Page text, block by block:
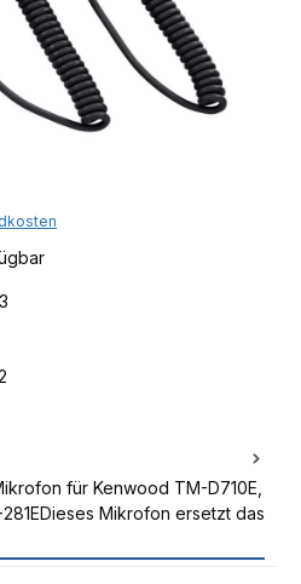
für Kenwood TM-D710E,
Mikrofon ersetzt das